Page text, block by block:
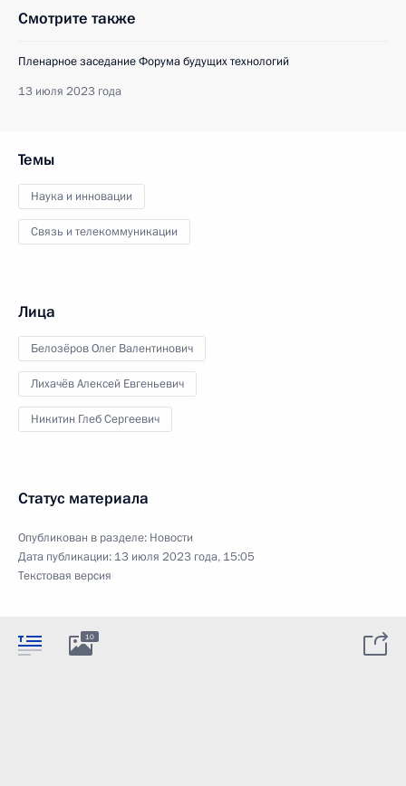
Смотрите также
Пленарное заседание Форума будущих технологий
13 июля 2023 года
Темы
Наука и инновации
Связь и телекоммуникации
Лица
Белозёров Олег Валентинович
Лихачёв Алексей Евгеньевич
Никитин Глеб Сергеевич
Статус материала
Опубликован в разделе: Новости
Дата публикации: 13 июля 2023 года, 15:05
Текстовая версия
10